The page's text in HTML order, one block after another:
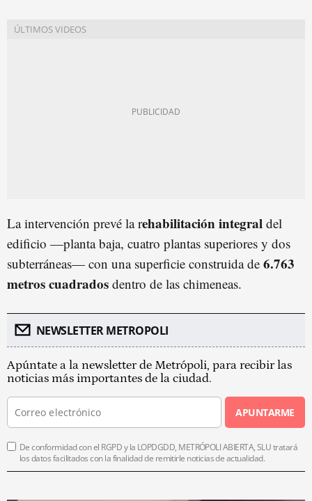
La intervención prevé la rehabilitación integral del
edificio —planta baja, cuatro plantas superiores y dos
subterráneas— con una superficie construida de 6.763
metros cuadrados dentro de las chimeneas.
NEWSLETTER METROPOLI
Apúntate a la newsletter de Metrópoli, para recibir las
noticias más importantes de la ciudad.
APUNTARME
De conformidad con el RGPD y la LOPDGDD, METRÓPOLI ABIERTA, SLU tratará
los datos facilitados con la finalidad de remitirle noticias de actualidad.